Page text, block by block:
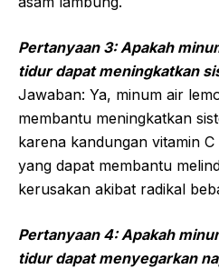
Pertanyaan 3: Apakah
tidur dapat meningkatkan
Jawaban: Ya, minum air
membantu meningkatkan
karena kandungan vitamin
yang dapat membantu
kerusakan akibat radikal
Pertanyaan 4: Apakah
tidur dapat menyegarkan